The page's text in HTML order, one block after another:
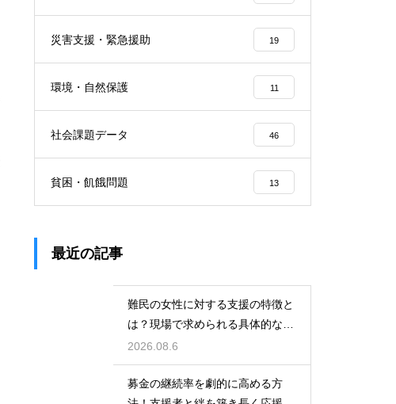
災害支援・緊急援助 19
環境・自然保護 11
社会課題データ 46
貧困・飢餓問題 13
最近の記事
難民の女性に対する支援の特徴と
は？現場で求められる具体的な行
動
2026.08.6
募金の継続率を劇的に高める方